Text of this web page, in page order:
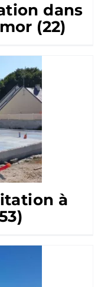
dans
(22)
à